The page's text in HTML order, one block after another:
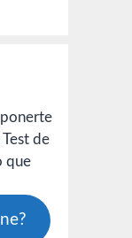
de
que